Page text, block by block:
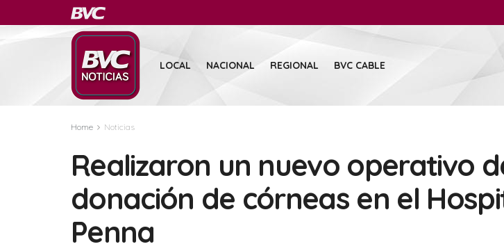
LOCAL NACIONAL REGIONAL BVC CABLE
Home Noticias
Realizaron un nuevo operativo
donación de córneas en el
Penna